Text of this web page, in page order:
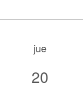
jue
20